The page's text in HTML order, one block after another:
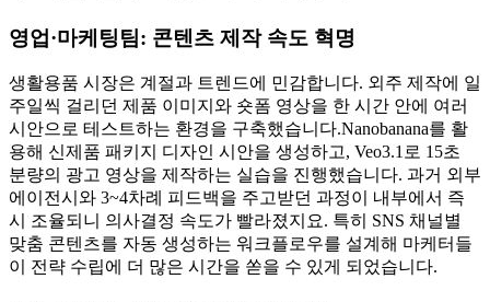
영업·마케팅팀: 콘텐츠 제작 속도 혁명
생활용품 시장은 계절과 트렌드에 민감합니다. 외주 제작에 일
주일씩 걸리던 제품 이미지와 숏폼 영상을 한 시간 안에 여러
시안으로 테스트하는 환경을 구축했습니다.Nanobanana를 활
용해 신제품 패키지 디자인 시안을 생성하고, Veo3.1로 15초
분량의 광고 영상을 제작하는 실습을 진행했습니다. 과거 외부
에이전시와 3~4차례 피드백을 주고받던 과정이 내부에서 즉
시 조율되니 의사결정 속도가 빨라졌지요. 특히 SNS 채널별
맞춤 콘텐츠를 자동 생성하는 워크플로우를 설계해 마케터들
이 전략 수립에 더 많은 시간을 쏟을 수 있게 되었습니다.